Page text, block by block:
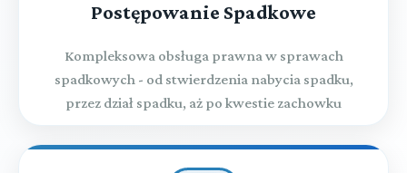
Postępowanie Spadkowe
Kompleksowa obsługa prawna w sprawach
spadkowych - od stwierdzenia nabycia spadku,
przez dział spadku, aż po kwestie zachowku